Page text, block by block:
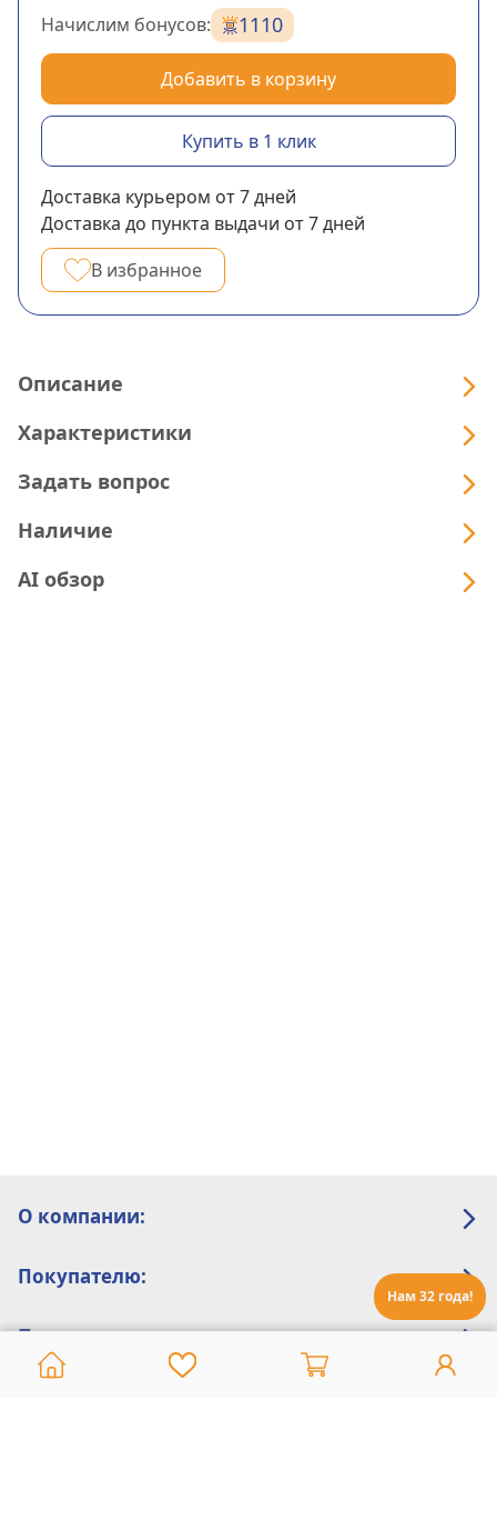
Нам 32 года!
Начислим бонусов: 1110
Добавить в корзину
Купить в 1 клик
Доставка курьером от 7дней
Доставка до пункта выдачи от 7дней
В избранное
Описание
Характеристики
Задать вопрос
Наличие
AI обзор
О компании:
Покупателю:
Помощь: